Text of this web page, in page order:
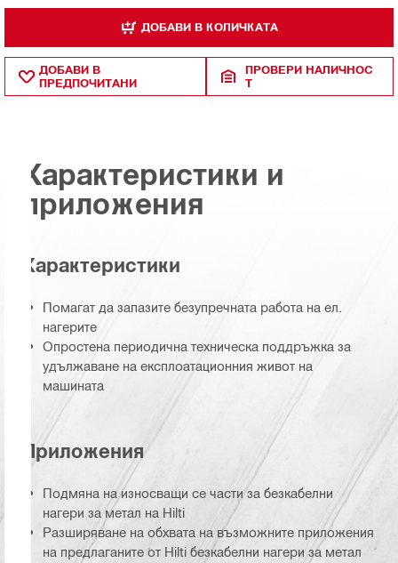
ДОБАВИ В КОЛИЧКАТА
ДОБАВИ В
ПРЕДПОЧИТАНИ
ПРОВЕРИ НАЛИЧНОС
Т
Характеристики и
приложения
Характеристики
Помагат да запазите безупречната работа на ел.
нагерите
Опростена периодична техническа поддръжка за
удължаване на експлоатационния живот на
машината
Приложения
Подмяна на износващи се части за безкабелни
нагери за метал на Hilti
Разширяване на обхвата на възможните приложения
на предлаганите от Hilti безкабелни нагери за метал